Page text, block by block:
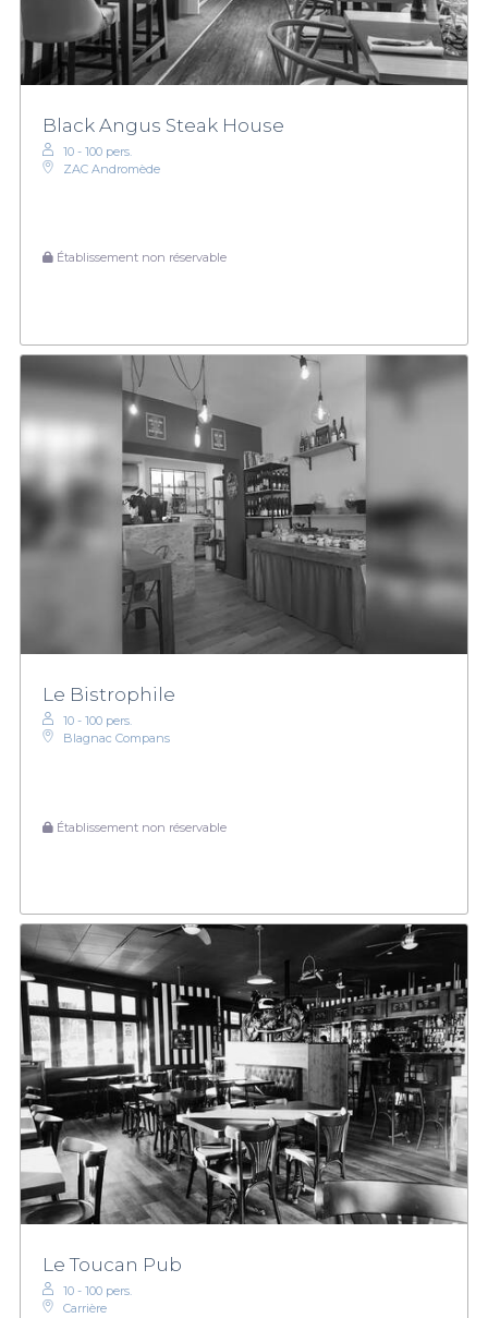
Black Angus Steak House
10 - 100 pers.
ZAC Andromède
Établissement non réservable
Le Bistrophile
10 - 100 pers.
Blagnac Compans
Établissement non réservable
Le Toucan Pub
10 - 100 pers.
Carrière